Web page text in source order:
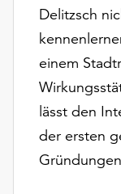
Einstellungen
über
Schaltfläche
„Auswählen“.
Weitere
Informationen
finden
Delitzsch
einem
lässt den
der ersten